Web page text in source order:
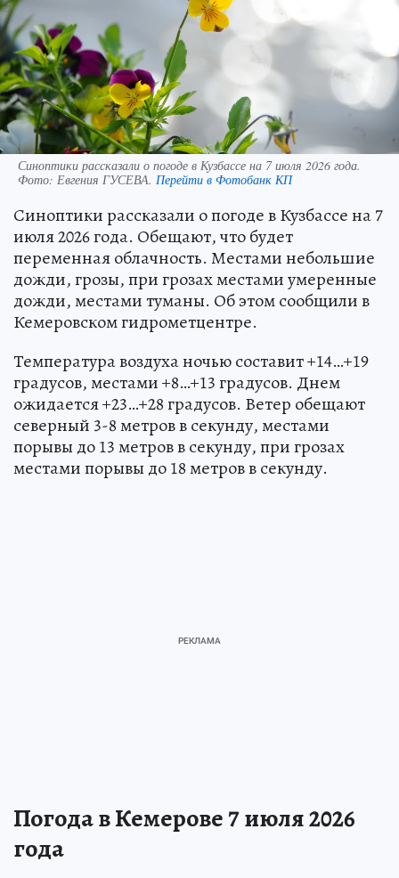
Синоптики рассказали о погоде в Кузбассе на 7 июля 2026 года.
Фото: Евгения ГУСЕВА. Перейти в Фотобанк КП
Синоптики рассказали о погоде в Кузбассе на 7
июля 2026 года. Обещают, что будет
переменная облачность. Местами небольшие
дожди, грозы, при грозах местами умеренные
дожди, местами туманы. Об этом сообщили в
Кемеровском гидрометцентре.
Температура воздуха ночью составит +14…+19
градусов, местами +8…+13 градусов. Днем
ожидается +23…+28 градусов. Ветер обещают
северный 3-8 метров в секунду, местами
порывы до 13 метров в секунду, при грозах
местами порывы до 18 метров в секунду.
Погода в Кемерове 7 июля 2026
года